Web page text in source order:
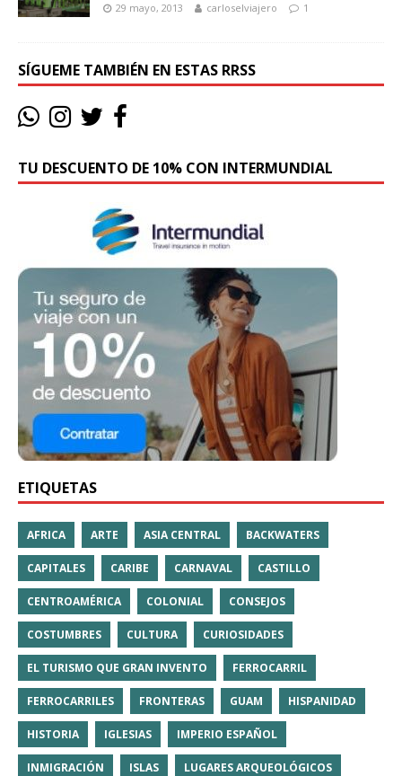
29 mayo, 2013 carloselviajero 1
SÍGUEME TAMBIÉN EN ESTAS RRSS
TU DESCUENTO DE 10% CON INTERMUNDIAL
ETIQUETAS
AFRICA ARTE ASIA CENTRAL BACKWATERS
CAPITALES CARIBE CARNAVAL CASTILLO
CENTROAMÉRICA COLONIAL CONSEJOS
COSTUMBRES CULTURA CURIOSIDADES
EL TURISMO QUE GRAN INVENTO FERROCARRIL
FERROCARRILES FRONTERAS GUAM HISPANIDAD
HISTORIA IGLESIAS IMPERIO ESPAÑOL
INMIGRACIÓN ISLAS LUGARES ARQUEOLÓGICOS